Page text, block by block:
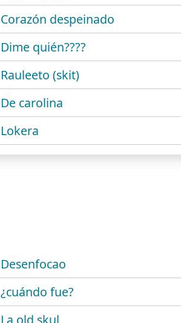
Corazón despeinado
Dime quién????
Rauleeto (skit)
De carolina
Lokera
Desenfocao
¿cuándo fue?
La old skul